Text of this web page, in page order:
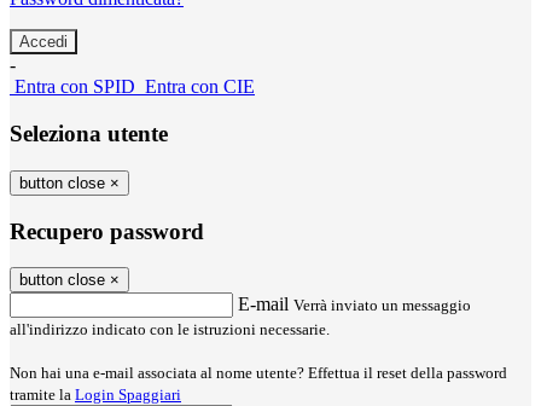
-
Entra con SPID Entra con CIE
Seleziona utente
button close ×
Recupero password
button close ×
E-mail Verrà inviato un messaggio
all'indirizzo indicato con le istruzioni necessarie.
Non hai una e-mail associata al nome utente? Effettua il reset della password
tramite la Login Spaggiari